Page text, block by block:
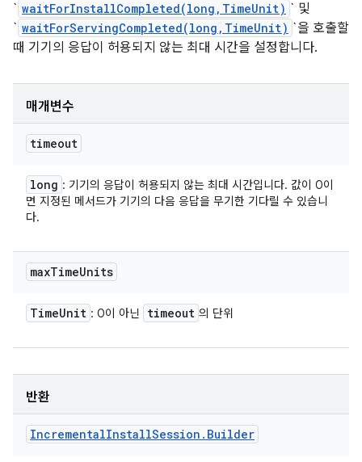
` waitForInstallCompleted(long,TimeUnit) ` 및
` waitForServingCompleted(long,TimeUnit) `을 호출할
때 기기의 응답이 허용되지 않는 최대 시간을 설정합니다.
매개변수
timeout
long : 기기의 응답이 허용되지 않는 최대 시간입니다. 값이 0이
면 지정된 메서드가 기기의 다음 응답을 무기한 기다릴 수 있습니
다.
maxTimeUnits
TimeUnit : 0이 아닌 timeout 의 단위
반환
IncrementalInstallSession . Builder